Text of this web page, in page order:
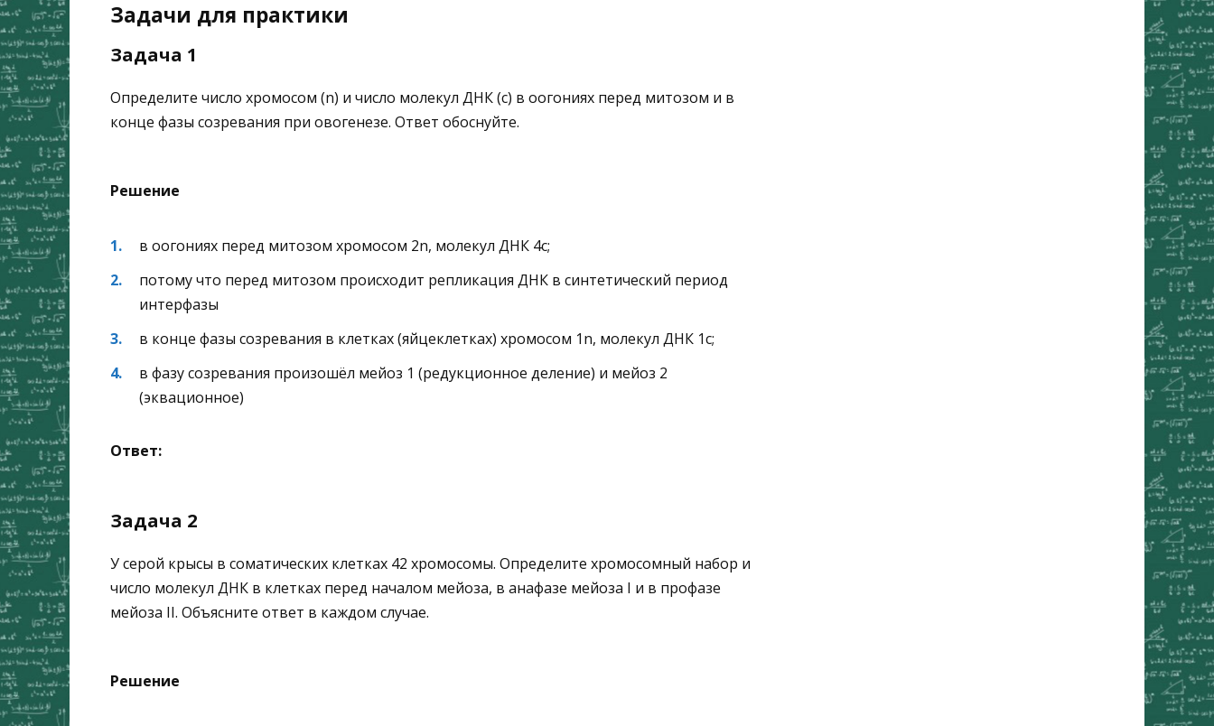
Задачи для практики
Задача 1
Определите число хромосом (n) и число молекул ДНК (c) в оогониях перед митозом и в
конце фазы созревания при овогенезе. Ответ обоснуйте.
Решение
в оогониях перед митозом хромосом 2n, молекул ДНК 4с;
потому что перед митозом происходит репликация ДНК в синтетический период
интерфазы
в конце фазы созревания в клетках (яйцеклетках) хромосом 1n, молекул ДНК 1с;
в фазу созревания произошёл мейоз 1 (редукционное деление) и мейоз 2
(эквационное)
Ответ:
Задача 2
У серой крысы в соматических клетках 42 хромосомы. Определите хромосомный набор и
число молекул ДНК в клетках перед началом мейоза, в анафазе мейоза I и в профазе
мейоза II. Объясните ответ в каждом случае.
Решение